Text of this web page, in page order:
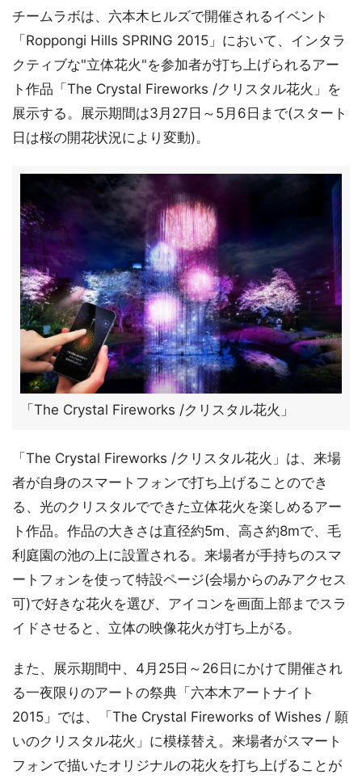
チームラボは、六本木ヒルズで開催されるイベント
「Roppongi Hills SPRING 2015」において、インタラ
クティブな"立体花火"を参加者が打ち上げられるアー
ト作品「The Crystal Fireworks /クリスタル花火」を
展示する。展示期間は3月27日～5月6日まで(スタート
日は桜の開花状況により変動)。
「The Crystal Fireworks /クリスタル花火」
「The Crystal Fireworks /クリスタル花火」は、来場
者が自身のスマートフォンで打ち上げることのでき
る、光のクリスタルでできた立体花火を楽しめるアー
ト作品。作品の大きさは直径約5m、高さ約8mで、毛
利庭園の池の上に設置される。来場者が手持ちのスマ
ートフォンを使って特設ページ(会場からのみアクセス
可)で好きな花火を選び、アイコンを画面上部までスラ
イドさせると、立体の映像花火が打ち上がる。
また、展示期間中、4月25日～26日にかけて開催され
る一夜限りのアートの祭典「六本木アートナイト
2015」では、「The Crystal Fireworks of Wishes / 願
いのクリスタル花火」に模様替え。来場者がスマート
フォンで描いたオリジナルの花火を打ち上げることが